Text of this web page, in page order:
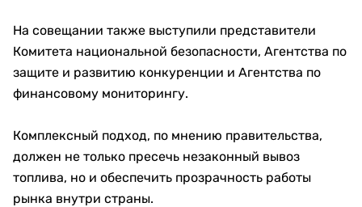
На совещании также выступили представители
Комитета национальной безопасности, Агентства по
защите и развитию конкуренции и Агентства по
финансовому мониторингу.
Комплексный подход, по мнению правительства,
должен не только пресечь незаконный вывоз
топлива, но и обеспечить прозрачность работы
рынка внутри страны.